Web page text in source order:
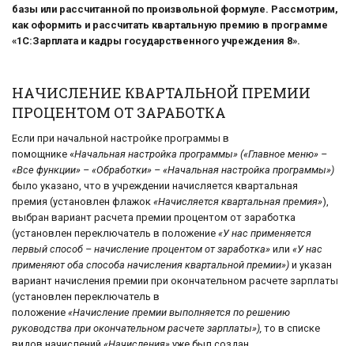
базы или рассчитанной по произвольной формуле. Рассмотрим,
как оформить и рассчитать квартальную премию в программе
«1С:Зарплата и кадры государственного учреждения 8».
НАЧИСЛЕНИЕ КВАРТАЛЬНОЙ ПРЕМИИ
ПРОЦЕНТОМ ОТ ЗАРАБОТКА
Если при начальной настройке программы в
помощнике «Начальная настройка программы» («Главное меню» –
«Все функции» – «Обработки» – «Начальная настройка программы»)
было указано, что в учреждении начисляется квартальная
премия (установлен флажок «Начисляется квартальная премия»),
выбран вариант расчета премии процентом от заработка
(установлен переключатель в положение «У нас применяется
первый способ – начисление процентом от заработка» или «У нас
применяют оба способа начисления квартальной премии») и указан
вариант начисления премии при окончательном расчете зарплаты
(установлен переключатель в
положение «Начисление премии выполняется по решению
руководства при окончательном расчете зарплаты»), то в списке